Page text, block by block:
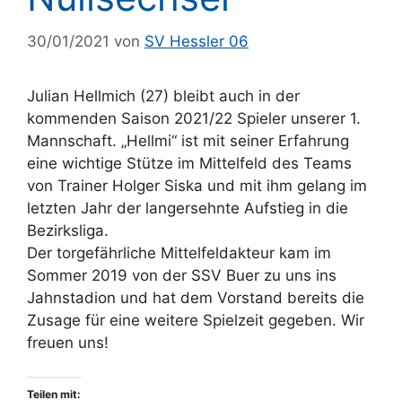
30/01/2021 von SV Hessler 06
Julian Hellmich (27) bleibt auch in der
kommenden Saison 2021/22 Spieler unserer 1.
Mannschaft. „Hellmi“ ist mit seiner Erfahrung
eine wichtige Stütze im Mittelfeld des Teams
von Trainer Holger Siska und mit ihm gelang im
letzten Jahr der langersehnte Aufstieg in die
Bezirksliga.
Der torgefährliche Mittelfeldakteur kam im
Sommer 2019 von der SSV Buer zu uns ins
Jahnstadion und hat dem Vorstand bereits die
Zusage für eine weitere Spielzeit gegeben. Wir
freuen uns!
Teilen mit: